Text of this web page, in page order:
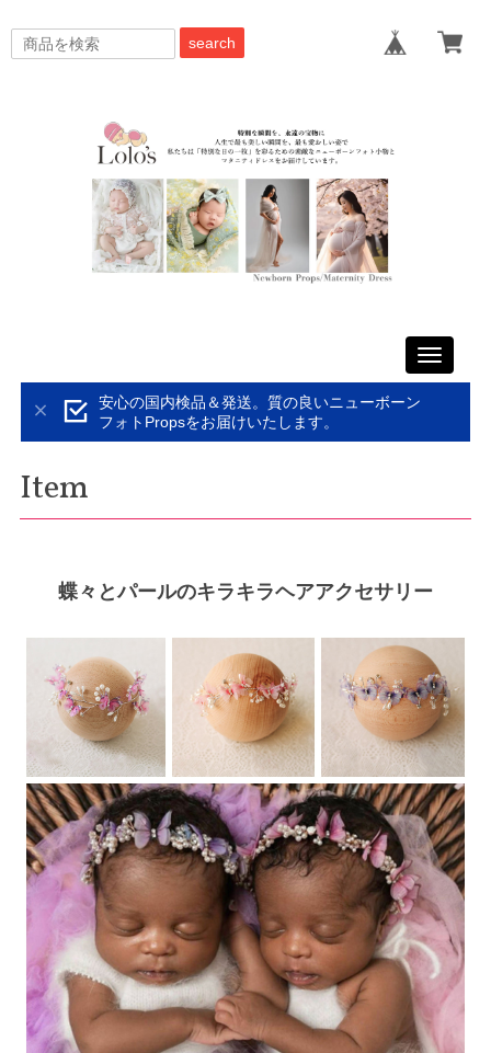
search
Toggle
安心の国内検品＆発送。質の良いニューボーン
フォトPropsをお届けいたします。
Item
蝶々とパールのキラキラヘアアクセサリー